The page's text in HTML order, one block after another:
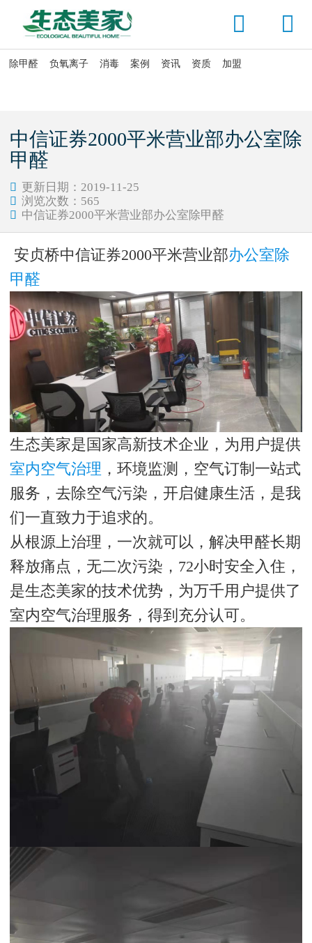


除甲醛 负氧离子 消毒 案例 资讯 资质 加盟
中信证券2000平米营业部办公室除
甲醛
 更新日期：2019-11-25
 浏览次数： 565
 中信证券2000平米营业部办公室除甲醛
安贞桥中信证券2000平米营业部办公室除
甲醛
生态美家是国家高新技术企业，为用户提供
室内空气治理 ，环境监测，空气订制一站式
服务，去除空气污染，开启健康生活，是我
们一直致力于追求的。
从根源上治理，一次就可以，解决甲醛长期
释放痛点，无二次污染，72小时安全入住，
是生态美家的技术优势，为万千用户提供了
室内空气治理服务，得到充分认可。